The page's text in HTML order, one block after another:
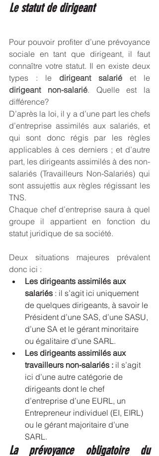
Le statut de dirigeant
Pour pouvoir profiter d’une prévoyance
sociale en tant que dirigeant, il faut
connaître votre statut. Il en existe deux
types : le dirigeant salarié
dirigeant non-salarié. Quelle est la
différence?
D’après la loi, il y a d’une part les chefs
d’entreprise assimilés aux salariés, et
qui sont donc régis par les règles
applicables à ces derniers ; et d’autre
part, les dirigeants assimilés à des non-
salariés (Travailleurs Non-Salariés) qui
sont assujettis aux règles régissant les
TNS.
Chaque chef d’entreprise saura à quel
groupe il appartient en fonction du
statut juridique de sa société.
Deux situations majeures prévalent
donc ici :
Les dirigeants assimilés aux
salariés : il s’agit ici uniquement
de quelques dirigeants, à savoir le
Président d’une SAS, d’une SASU,
d’une SA et le gérant minoritaire
ou égalitaire d’une SARL.
Les dirigeants assimilés aux
travailleurs non-salariés : il s’agit
ici d’une autre catégorie de
dirigeants dont le chef
d’entreprise d’une EURL, un
Entrepreneur individuel (EI, EIRL)
ou le gérant majoritaire d’une
SARL.
La prévoyance obligatoire du